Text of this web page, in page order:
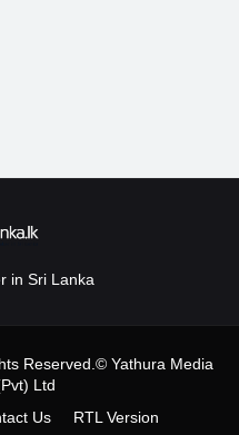
in Sri Lanka
Reserved.© Yathura Media
Ltd
Us RTL Version